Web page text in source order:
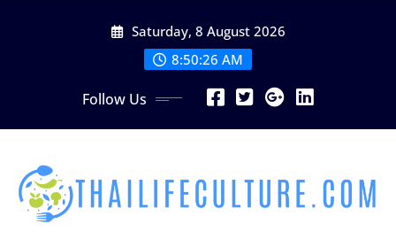
Saturday, 8 August 2026
8:50:27 AM
Follow Us